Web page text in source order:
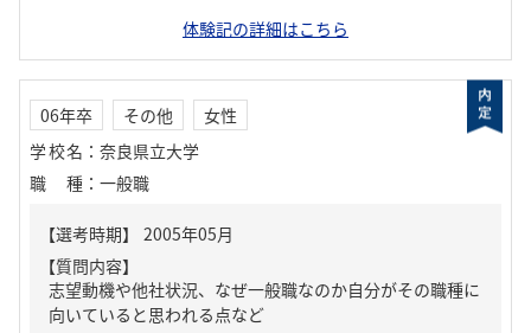
体験記の詳細はこちら
06年卒 その他
女性
学校名 ： 奈良県立大学
職種 ： 一般職
【質問内容】
志望動機や他社状況、なぜ一般職なのか自分がその職種に
向いていると思われる点など